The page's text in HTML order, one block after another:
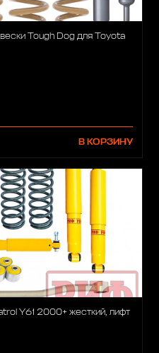
Tough Dog для Toyota
В КОРЗИНУ
Y61 2000+ жесткий, лифт